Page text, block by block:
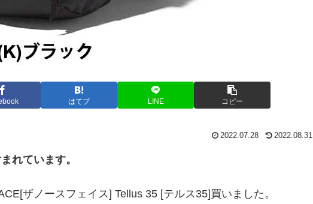
はてブ LINE コピー
2022.07.28 2022.08.31
れています。
ザノースフェイス] Tellus 35 [テルス35]買いました。